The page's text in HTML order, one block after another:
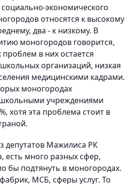
экономического
относятся к высокому
два - к низкому. В
моногородов говорится,
в них остается
организаций, низкая
медицинскими кадрами.
моногородах
учреждениями
хотя эта проблема стоит в
депутатов Мажилиса РК
есть много разных сфер,
бы подтянуть в моногородах.
МСБ, сферы услуг. То